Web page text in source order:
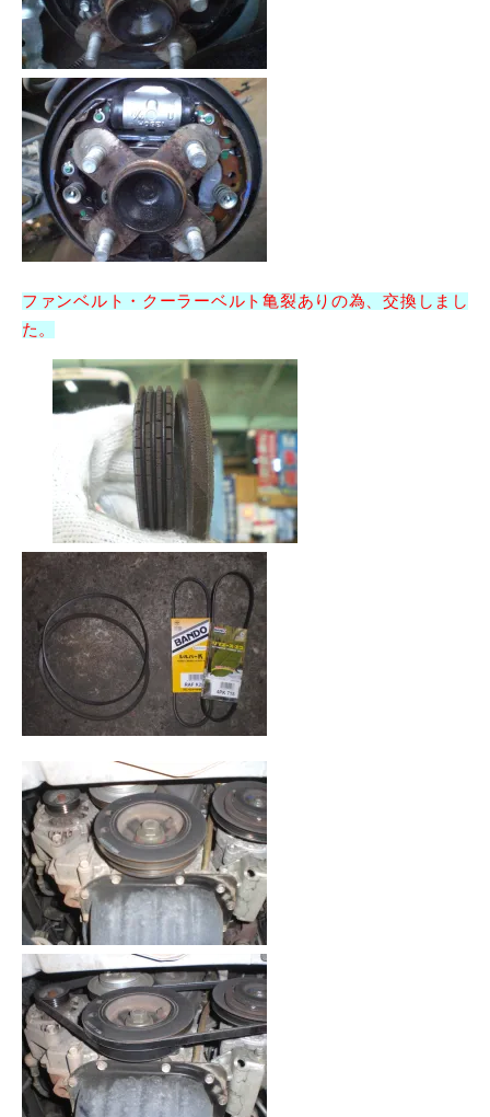
ファンベルト・クーラーベルト亀裂ありの為、交換しまし
た。